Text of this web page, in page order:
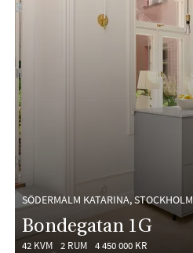
SÖDERMALM KATARINA, STOCKHOLM
Bondegatan 1G
42 KVM 2 RUM 4 450 000 KR